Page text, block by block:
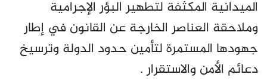
الميدانية المكثفة لتطهير البؤر الإجرامية
وملاحقة العناصر الخارجة عن القانون في إطار
جهودها المستمرة لتأمين حدود الدولة وترسيخ
دعائم الأمن والاستقرار .